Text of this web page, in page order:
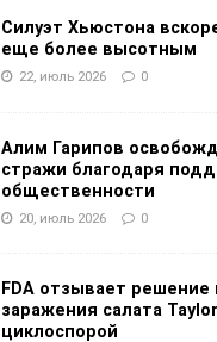
Силуэт Хьюстона
еще более высотным
22, июль 2026 0
Алим Гарипов
стражи благодаря
общественности
20, июль 2026 0
FDA отзывает решение
заражения салата
циклоспорой